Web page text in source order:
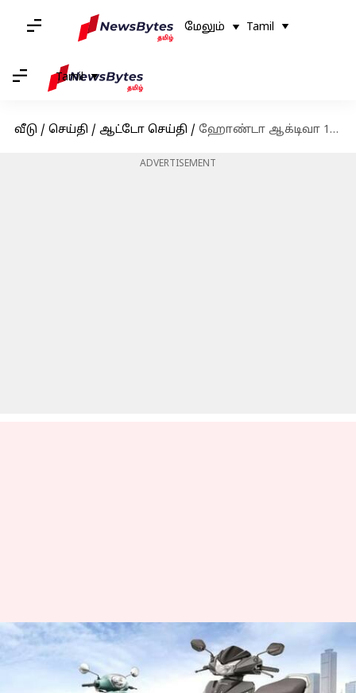
மேலும் Tamil
Tamil
வீடு / செய்தி / ஆட்டோ செய்தி / ஹோண்டா ஆக்டிவா 125 vs சுஸூகி அக்சஸ் 125, இரண்டில் எது பெஸ்ட்?
ADVERTISEMENT
ஹோண்டா ஆக்டிவா 125
vs சுஸூகி அக்சஸ் 125,